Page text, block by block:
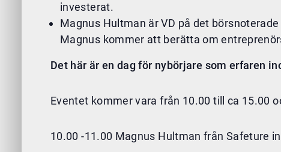
investerat.
Magnus Hultman är VD på det
Magnus kommer att berätta om
Det här är en dag för nybörjare som erfaren
Eventet kommer vara från 10.00 till ca 15.00
10.00 -11.00 Magnus Hultman från Safeture